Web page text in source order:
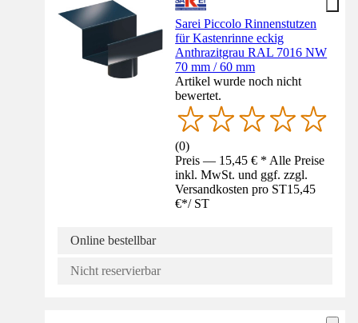
Sarei Piccolo Rinnenstutzen
für Kastenrinne eckig
Anthrazitgrau RAL 7016 NW
70 mm / 60 mm
Artikel wurde noch nicht
bewertet.
(0)
Preis — 15,45 € * Alle Preise
inkl. MwSt. und ggf. zzgl.
Versandkosten pro ST15,45
€*/ ST
Online bestellbar
Nicht reservierbar